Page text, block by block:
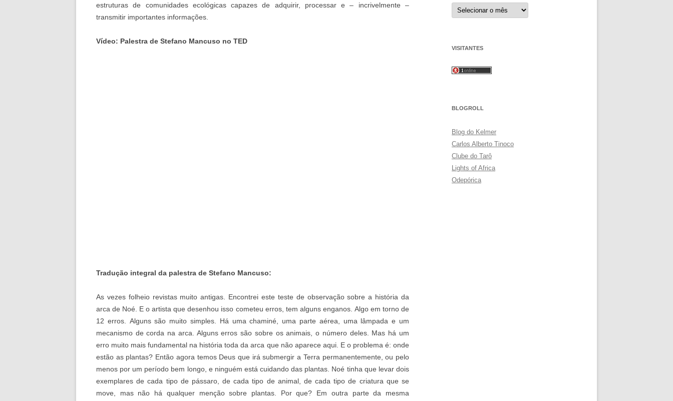
estruturas de comunidades ecológicas capazes de adquirir, processar e – incrivelmente –
transmitir importantes informações.
Vídeo: Palestra de Stefano Mancuso no TED
Tradução integral da palestra de Stefano Mancuso:
As vezes folheio revistas muito antigas. Encontrei este teste de observação sobre a história da
arca de Noé. E o artista que desenhou isso cometeu erros, tem alguns enganos. Algo em torno de
12 erros. Alguns são muito simples. Há uma chaminé, uma parte aérea, uma lâmpada e um
mecanismo de corda na arca. Alguns erros são sobre os animais, o número deles. Mas há um
erro muito mais fundamental na história toda da arca que não aparece aqui. E o problema é: onde
estão as plantas? Então agora temos Deus que irá submergir a Terra permanentemente, ou pelo
menos por um período bem longo, e ninguém está cuidando das plantas. Noé tinha que levar dois
exemplares de cada tipo de pássaro, de cada tipo de animal, de cada tipo de criatura que se
move, mas não há qualquer menção sobre plantas. Por que? Em outra parte da mesma
Arquivos
VISITANTES
BLOGROLL
Blog do Kelmer
Carlos Alberto Tinoco
Clube do Tarô
Lights of Africa
Odepórica